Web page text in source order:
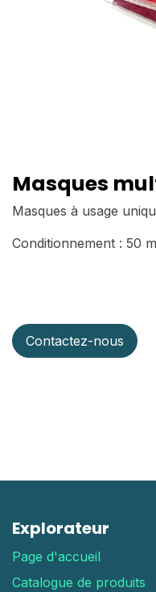
Masques
Masques à usage
Conditionnement : 50
Contactez-nous
Explorateur
Page d'accueil
Catalogue de produits